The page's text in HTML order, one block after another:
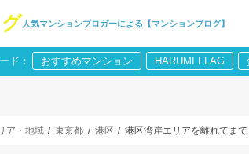
人気マンションブロガーによる【マンションブログ】
ド： おすすめマンション HARUMI FLAG
ア・地域 東京都 港区 港区湾岸エリアを離れてま